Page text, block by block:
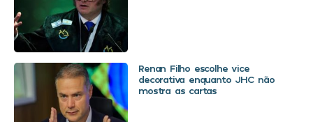
Renan Filho escolhe vice
decorativa enquanto JHC não
mostra as cartas